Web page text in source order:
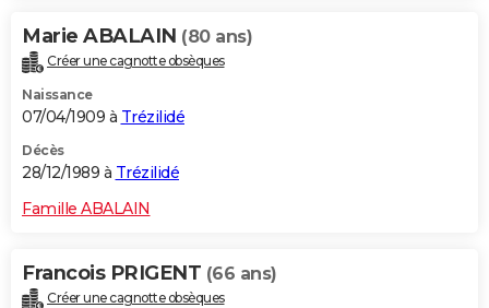
Marie ABALAIN (80 ans)
Créer une cagnotte obsèques
Naissance
07/04/1909 à Trézilidé
Décès
28/12/1989 à Trézilidé
Famille ABALAIN
Francois PRIGENT (66 ans)
Créer une cagnotte obsèques